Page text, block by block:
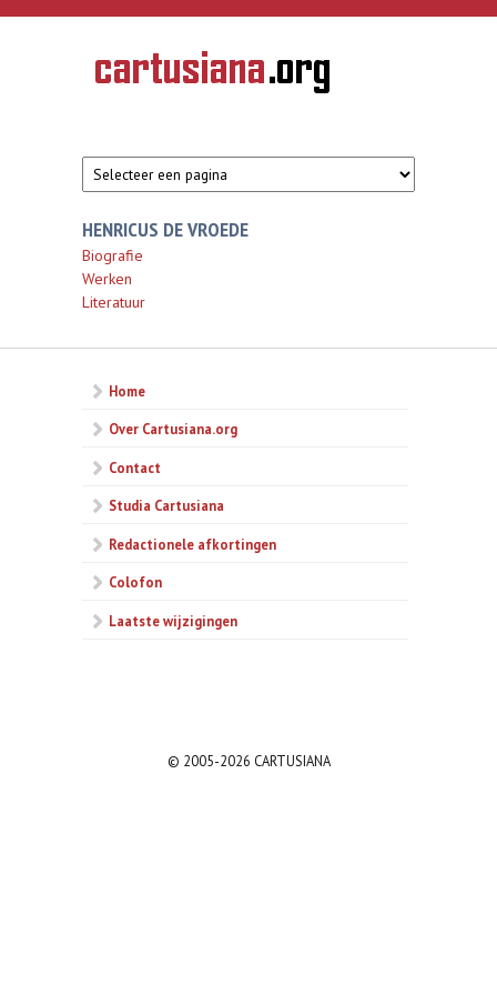
Overslaan en naar de inhoud gaan
CARTUSIANA
Geschiedenis
van de
HENRICUS DE VROEDE
Biografie
Werken
Literatuur
Home
Over Cartusiana.org
Contact
Studia Cartusiana
Redactionele afkortingen
Colofon
Laatste wijzigingen
© 2005-2026 CARTUSIANA